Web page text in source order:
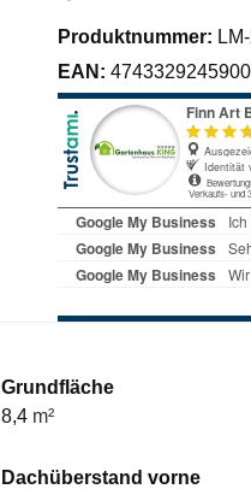
Produktnummer:
EAN: 4743329245900
Grundfläche
8,4 m²
Dachüberstand vorne